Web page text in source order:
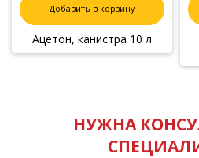
Добавить в корзину
Ацетон, канистра 10 л
НУЖНА